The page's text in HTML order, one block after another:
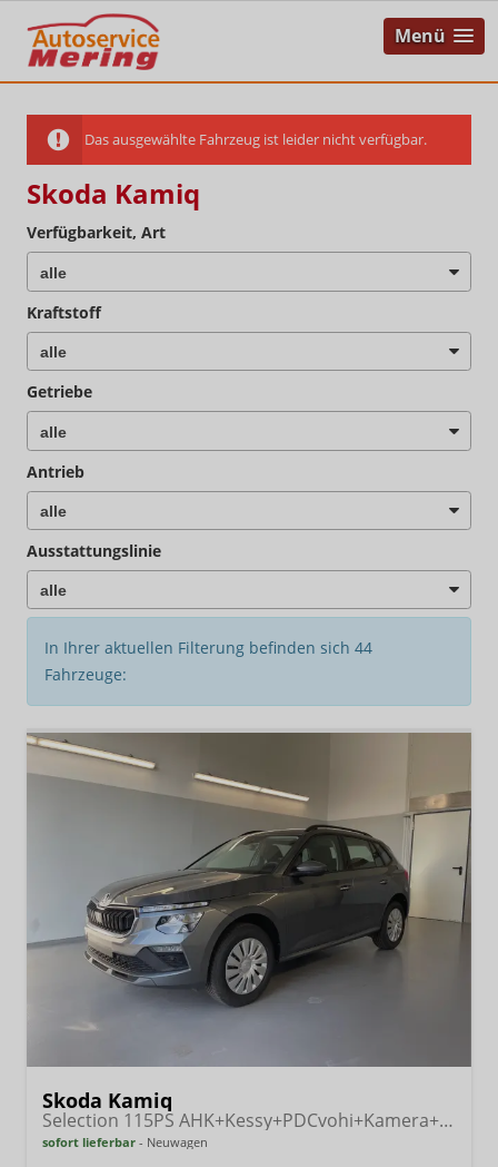
Menü
Das ausgewählte Fahrzeug ist leider nicht verfügbar.
Skoda Kamiq
Verfügbarkeit, Art
Kraftstoff
Getriebe
Antrieb
Ausstattungslinie
In Ihrer aktuellen Filterung befinden sich 44
Fahrzeuge:
Skoda Kamiq
Selection 115PS AHK+Kessy+PDCvohi+Kamera+Climatronic+AppConnect+Sitzheizung
sofort lieferbar Neuwagen